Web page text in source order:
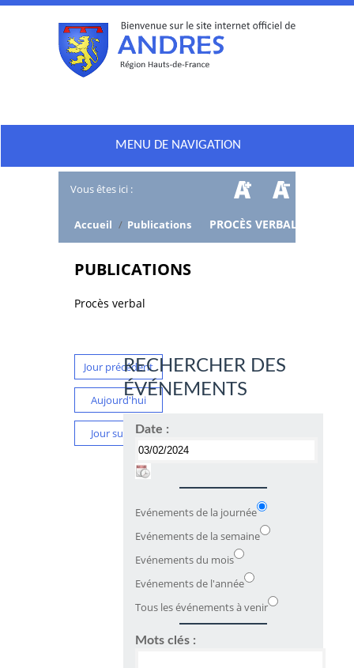
MENU DE NAVIGATION
Vous êtes ici :
Accueil / Publications PROCÈS VERBAL
PUBLICATIONS
Procès verbal
Jour précédent
Aujourd'hui
Jour suivant
RECHERCHER DES
ÉVÉNEMENTS
Date :
Evénements de la journée
Evénements de la semaine
Evénements du mois
Evénements de l'année
Tous les événements à venir
Mots clés :